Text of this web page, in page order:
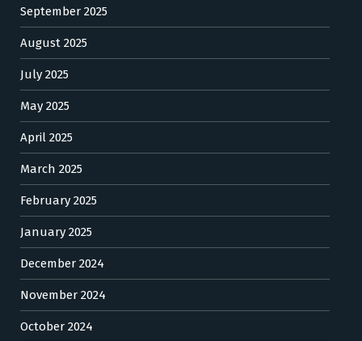
September 2025
August 2025
July 2025
May 2025
April 2025
March 2025
February 2025
January 2025
December 2024
November 2024
October 2024